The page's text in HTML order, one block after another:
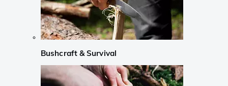
Bushcraft & Survival